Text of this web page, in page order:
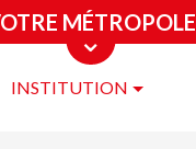
MÉTROPOLE
INSTITUTION